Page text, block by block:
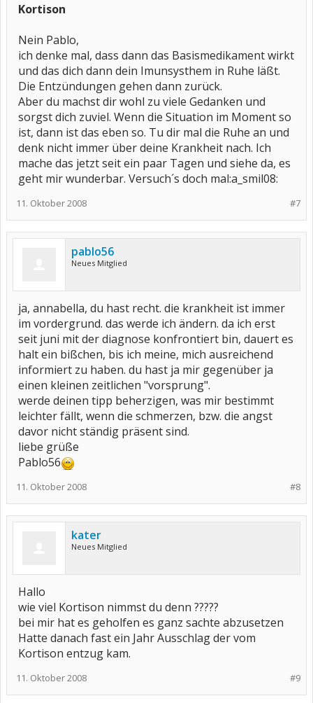
Kortison
Nein Pablo,
ich denke mal, dass dann das Basismedikament wirkt
und das dich dann dein Imunsysthem in Ruhe läßt.
Die Entzündungen gehen dann zurück.
Aber du machst dir wohl zu viele Gedanken und
sorgst dich zuviel. Wenn die Situation im Moment so
ist, dann ist das eben so. Tu dir mal die Ruhe an und
denk nicht immer über deine Krankheit nach. Ich
mache das jetzt seit ein paar Tagen und siehe da, es
geht mir wunderbar. Versuch´s doch mal:a_smil08:
#7
11. Oktober 2008
pablo56
Neues Mitglied
ja, annabella, du hast recht. die krankheit ist immer
im vordergrund. das werde ich ändern. da ich erst
seit juni mit der diagnose konfrontiert bin, dauert es
halt ein bißchen, bis ich meine, mich ausreichend
informiert zu haben. du hast ja mir gegenüber ja
einen kleinen zeitlichen "vorsprung".
werde deinen tipp beherzigen, was mir bestimmt
leichter fällt, wenn die schmerzen, bzw. die angst
davor nicht ständig präsent sind.
liebe grüße
Pablo56
#8
11. Oktober 2008
kater
Neues Mitglied
Hallo
wie viel Kortison nimmst du denn ?????
bei mir hat es geholfen es ganz sachte abzusetzen
Hatte danach fast ein Jahr Ausschlag der vom
Kortison entzug kam.
#9
11. Oktober 2008